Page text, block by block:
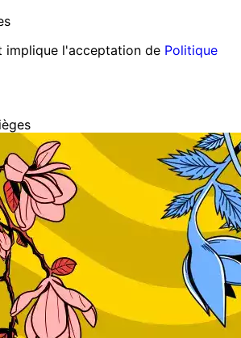
implique l'acceptation de Politique